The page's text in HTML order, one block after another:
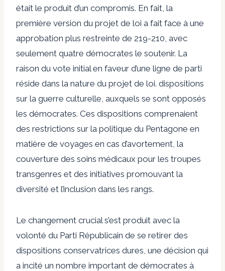
était le produit d’un compromis. En fait, la
première version du projet de loi a fait face à une
approbation plus restreinte de 219-210, avec
seulement quatre démocrates le soutenir. La
raison du vote initial en faveur d’une ligne de parti
réside dans la nature du projet de loi. dispositions
sur la guerre culturelle , auxquels se sont opposés
les démocrates. Ces dispositions comprenaient
des restrictions sur la politique du Pentagone en
matière de voyages en cas d’avortement, la
couverture des soins médicaux pour les troupes
transgenres et des initiatives promouvant la
diversité et l’inclusion dans les rangs.
Le changement crucial s’est produit avec la
volonté du Parti Républicain de se retirer des
dispositions conservatrices dures, une décision qui
a incité un nombre important de démocrates à